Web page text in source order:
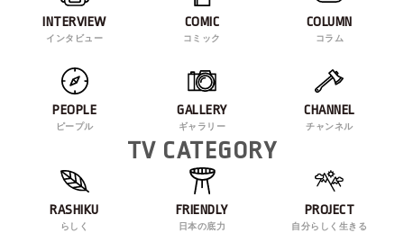
INTERVIEW
インタビュー
COMIC
コミック
COLUMN
コラム
PEOPLE
ピープル
GALLERY
ギャラリー
CHANNEL
チャンネル
TV CATEGORY
RASHIKU
らしく
FRIENDLY
日本の底力
PROJECT
自分らしく生きる